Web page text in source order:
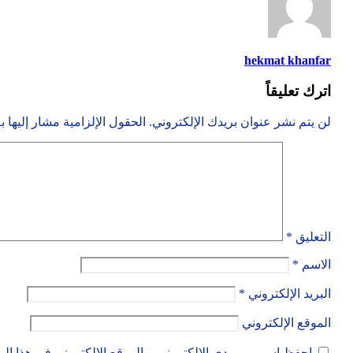
hekmat khanfar
اترك تعليقاً
لن يتم نشر عنوان بريدك الإلكتروني. الحقول الإلزامية مشار إليها
التعليق *
الاسم *
البريد الإلكتروني *
الموقع الإلكتروني